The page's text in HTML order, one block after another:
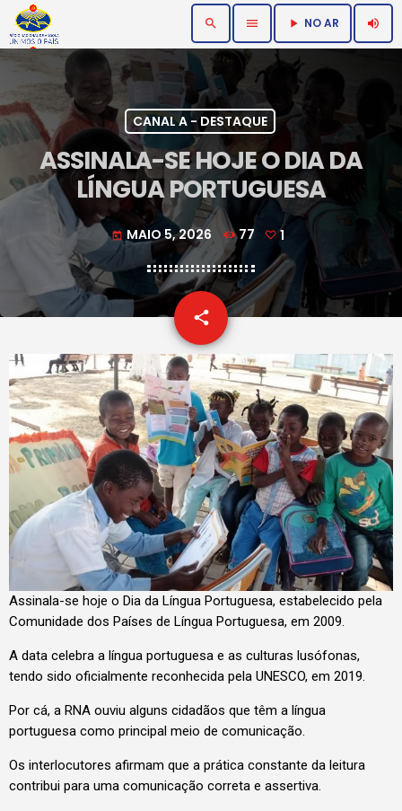
search menu play_arrow NO AR volume_up
CANAL A - DESTAQUE
ASSINALA-SE HOJE O DIA DA
LÍNGUA PORTUGUESA
today MAIO 5, 2026 77 1
share
email
Assinala-se hoje o Dia da Língua Portuguesa, estabelecido pela
Comunidade dos Países de Língua Portuguesa, em 2009.
A data celebra a língua portuguesa e as culturas lusófonas,
tendo sido oficialmente reconhecida pela UNESCO, em 2019.
Por cá, a RNA ouviu alguns cidadãos que têm a língua
portuguesa como principal meio de comunicação.
Os interlocutores afirmam que a prática constante da leitura
contribui para uma comunicação correta e assertiva.